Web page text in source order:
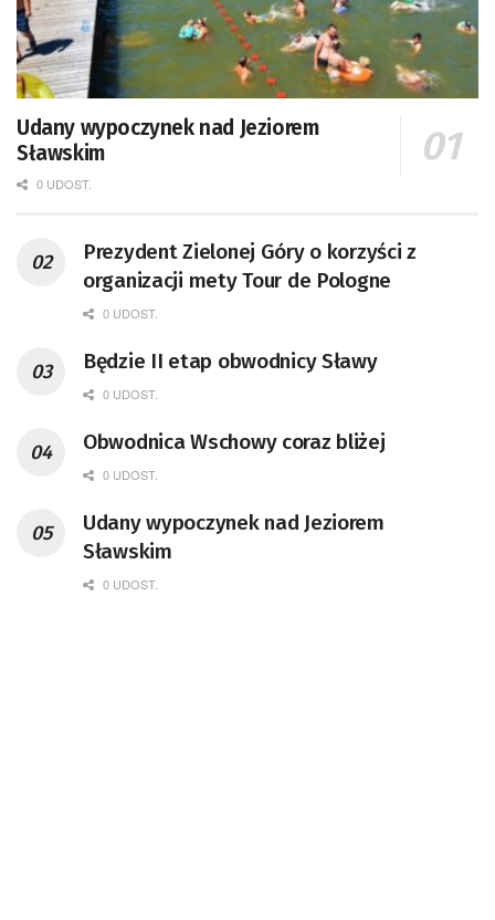
Udany wypoczynek nad Jeziorem
Sławskim
0 UDOST.
Prezydent Zielonej Góry o korzyści z
organizacji mety Tour de Pologne
0 UDOST.
Będzie II etap obwodnicy Sławy
0 UDOST.
Obwodnica Wschowy coraz bliżej
0 UDOST.
Udany wypoczynek nad Jeziorem
Sławskim
0 UDOST.